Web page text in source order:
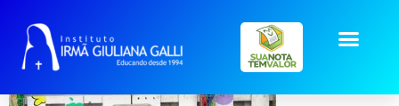
galeria-ritmo (1)